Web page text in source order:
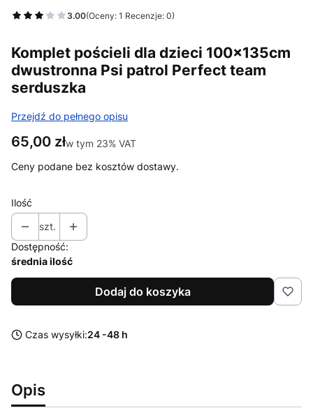
3.00(Oceny: 1 Recenzje: 0)
Komplet pościeli dla dzieci 100x135cm
dwustronna Psi patrol Perfect team
serduszka
Przejdź do pełnego opisu
Cena
65,00 złw tym 23% VAT
w tym 23% VAT
Ceny podane bez kosztów dostawy.
Ilość
szt.
Dostępność:
średnia ilość
Dodaj do koszyka
Czas wysyłki:24 -48 h
Opis